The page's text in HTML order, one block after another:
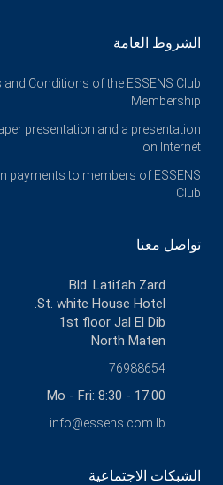
الشروط العامة
and Conditions of the ESSENS Club
Membership
presentation and a presentation
on Internet
to members of ESSENS
Club
تواصل معنا
Bld. Latifah Zard
St. white House Hotel.
1st floor Jal El Dib
North Maten
76988654
Mo - Fri: 8:30 - 17:00
info@essens.com.lb
الشبكات الاجتماعية